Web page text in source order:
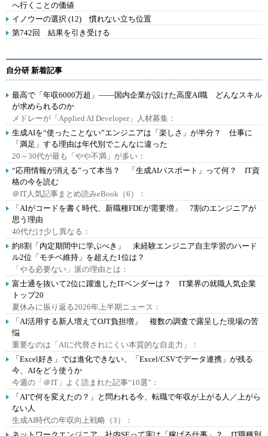
へ行くことの価値
イノウーの選択 (12) 慣れない立ち位置
第742回 結果を引き受ける
自分研 新着記事
最高で「年収6000万超」――国内企業が設けた高度AI職 どんなスキル
が求められるのか
メドレーが「Applied AI Developer」人材募集：
生成AIを“使ったことない”エンジニアは「楽しさ」が半分？ 仕事に
「満足」する理由は年代別でこんなに違った
20～30代が最も「やや不満」が多い：
“応用情報が消える”って本当？ 「生成AIパスポート」って何？ IT資
格の今を読む
＠IT人気記事まとめ読みeBook（6）：
「AIがコードを書く時代、新職種FDEが需要増」 7割のエンジニアが
思う理由
40代だけ少し異なる：
約8割「内定期間中に学ぶべき」 未経験エンジニア自主学習のハード
ル2位「モチベ維持」を超えた1位は？
「やる必要ない」派の理由とは：
富士通を抜いて2位に躍進したITベンダーは？ IT業界の就職人気企業
トップ20
夏休みに振り返る2026年上半期ニュース：
「AI活用する新人増えてOJT負担増」 複数の調査で露呈した現場の苦
悩
重要なのは「AIに代替されにくい本質的な自走力」：
「Excel好き」では進化できない、「Excel/CSVでデータ連携」が残る
今、AIをどう使うか
今週の「＠IT」よく読まれた記事“10選”：
「AIで何を変えたの？」と問われる今、転職で年収が上がる人／上がら
ない人
生成AI時代の年収向上戦略（3）：